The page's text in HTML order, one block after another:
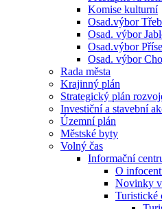
Komise kulturní
Osad.výbor
Osad. výbor
Osad.výbor
Osad. výbor
Rada města
Krajinný plán
Strategický plán
Investiční a stavební
Územní plán
Městské byty
Volný čas
Informační
O
Novinky
Turistické